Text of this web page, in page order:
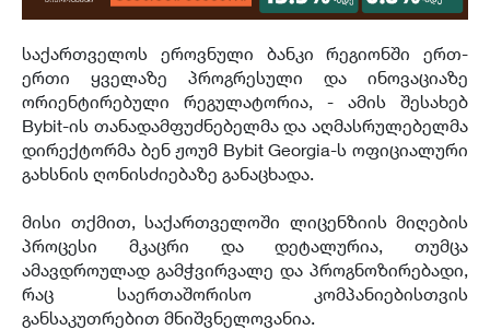
საქართველოს ეროვნული ბანკი რეგიონში ერთ-
ერთი ყველაზე პროგრესული და ინოვაციაზე
ორიენტირებული რეგულატორია, - ამის შესახებ
Bybit-ის თანადამფუძნებელმა და აღმასრულებელმა
დირექტორმა ბენ ჟოუმ Bybit Georgia-ს ოფიციალური
გახსნის ღონისძიებაზე განაცხადა.
მისი თქმით, საქართველოში ლიცენზიის მიღების
პროცესი მკაცრი და დეტალურია, თუმცა
ამავდროულად გამჭვირვალე და პროგნოზირებადი,
რაც საერთაშორისო კომპანიებისთვის
განსაკუთრებით მნიშვნელოვანია.